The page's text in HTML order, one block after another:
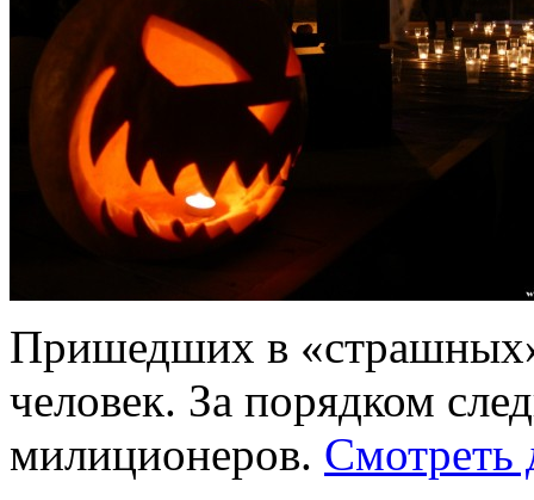
Пришедших в
человек. За порядком
милиционеров. Смотреть